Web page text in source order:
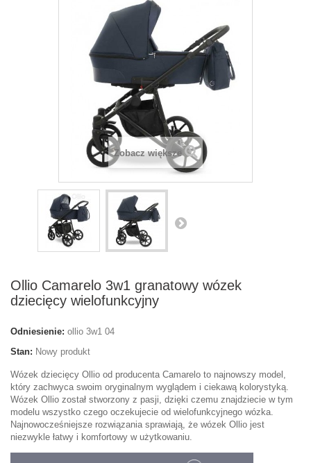
Zobacz większe
Ollio Camarelo 3w1 granatowy wózek
dziecięcy wielofunkcyjny
Odniesienie: ollio 3w1 04
Stan: Nowy produkt
Wózek dziecięcy Ollio od producenta Camarelo to najnowszy model,
który zachwyca swoim oryginalnym wyglądem i ciekawą kolorystyką.
Wózek Ollio został stworzony z pasji, dzięki czemu znajdziecie w tym
modelu wszystko czego oczekujecie od wielofunkcyjnego wózka.
Najnowocześniejsze rozwiązania sprawiają, że wózek Ollio jest
niezwykle łatwy i komfortowy w użytkowaniu.